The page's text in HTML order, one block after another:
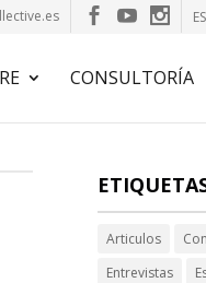
CONSULTORÍA
Articulos
Entrevistas